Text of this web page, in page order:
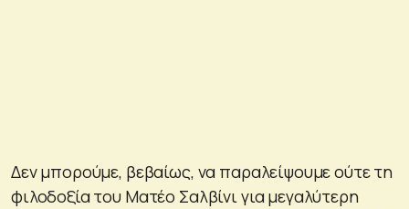
Δεν μπορούμε, βεβαίως, να παραλείψουμε ούτε τη
φιλοδοξία του Ματέο Σαλβίνι για μεγαλύτερη